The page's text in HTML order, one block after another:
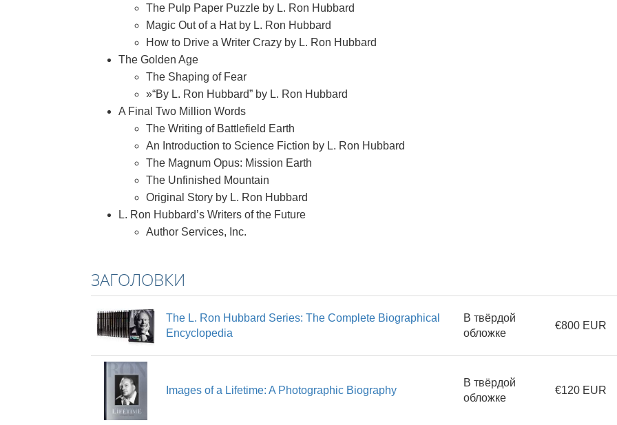
The Pulp Paper Puzzle by L. Ron Hubbard
Magic Out of a Hat by L. Ron Hubbard
How to Drive a Writer Crazy by L. Ron Hubbard
The Golden Age
The Shaping of Fear
»“By L. Ron Hubbard” by L. Ron Hubbard
A Final Two Million Words
The Writing of Battlefield Earth
An Introduction to Science Fiction by L. Ron Hubbard
The Magnum Opus: Mission Earth
The Unfinished Mountain
Original Story by L. Ron Hubbard
L. Ron Hubbard’s Writers of the Future
Author Services, Inc.
ЗАГОЛОВКИ
The L. Ron Hubbard Series: The Complete Biographical
Encyclopedia
В твёрдой
обложке
€800 EUR
Images of a Lifetime: A Photographic Biography
В твёрдой
обложке
€120 EUR